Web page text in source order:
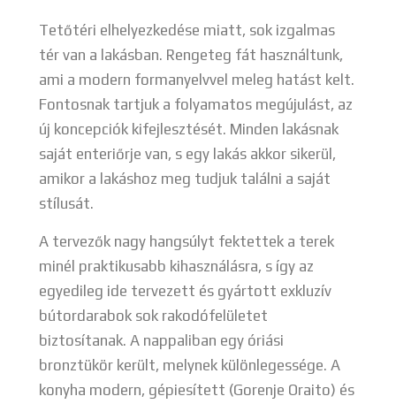
Tetőtéri elhelyezkedése miatt, sok izgalmas
tér van a lakásban. Rengeteg fát használtunk,
ami a modern formanyelvvel meleg hatást kelt.
Fontosnak tartjuk a folyamatos megújulást, az
új koncepciók kifejlesztését. Minden lakásnak
saját enteriőrje van, s egy lakás akkor sikerül,
amikor a lakáshoz meg tudjuk találni a saját
stílusát.
A tervezők nagy hangsúlyt fektettek a terek
minél praktikusabb kihasználásra, s így az
egyedileg ide tervezett és gyártott exkluzív
bútordarabok sok rakodófelületet
biztosítanak. A nappaliban egy óriási
bronztükör került, melynek különlegessége. A
konyha modern, gépiesített (Gorenje Oraito) és